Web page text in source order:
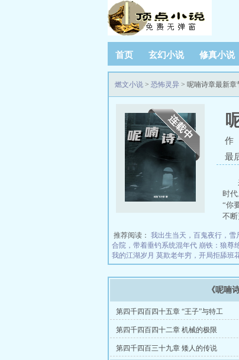
首页 玄幻小说 修真小说
燃文小说 > 恐怖灵异 > 呢喃诗章最新章
作
最
时
“你
不
推荐阅读： 我出生当天，百鬼夜行，雪
合院，带着垂钓系统混年代 崩铁：狼尊
我的江湖岁月 莫欺老年穷，开局拒舔班
《呢喃
第四千四百四十五章 “王子”与特工
第四千四百四十二章 机械的极限
第四千四百三十九章 矮人的传说